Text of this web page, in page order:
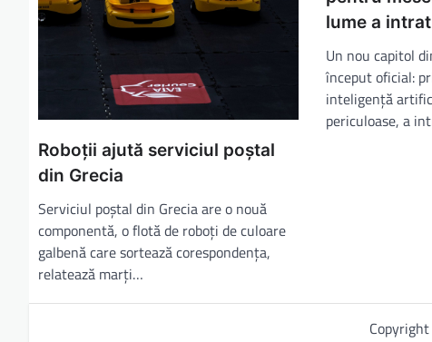
Roboţii ajută serviciul poştal
din Grecia
Serviciul poştal din Grecia are o nouă
componentă, o flotă de roboţi de culoare
galbenă care sortează corespondenţa,
relatează marţi…
lume a
Un nou capitol
început oficial:
inteligență
periculoase, a